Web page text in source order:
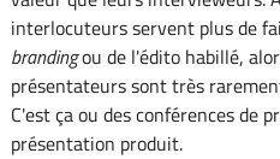
interlocuteurs servent plus de
brandingou de l'édito habillé,
présentateurs sont très
C'est ça ou des conférences de
présentation produit.